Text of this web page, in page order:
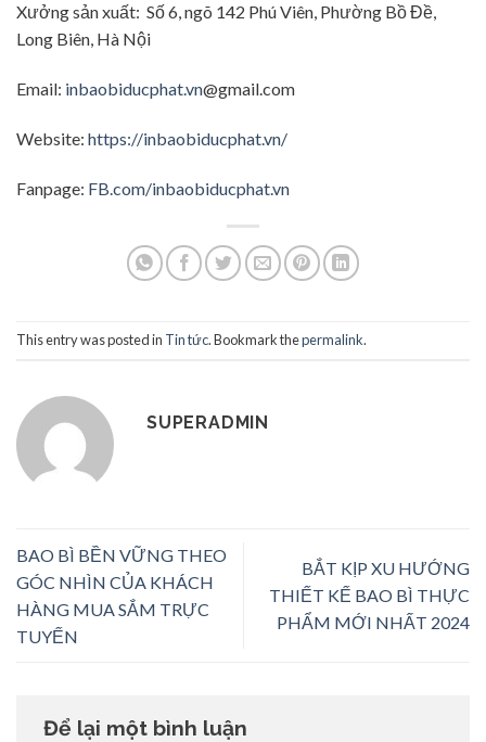
Xưởng sản xuất: Số 6, ngõ 142 Phú Viên, Phường Bồ Đề,
Long Biên, Hà Nội
Email: inbaobiducphat.vn@gmail.com
Website: https://inbaobiducphat.vn/
Fanpage: FB.com/inbaobiducphat.vn
This entry was posted in Tin tức. Bookmark thepermalink.
SUPERADMIN
BAO BÌ BỀN VỮNG THEO
GÓC NHÌN CỦA KHÁCH
HÀNG MUA SẮM TRỰC
TUYẾN
BẮT KỊP XU HƯỚNG
THIẾT KẾ BAO BÌ THỰC
PHẨM MỚI NHẤT 2024
Để lại một bình luận